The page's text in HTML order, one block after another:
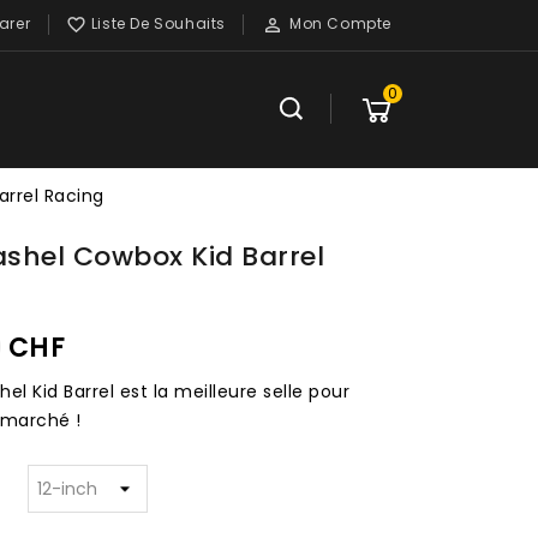
 Mon Compte
 Liste De Souhaits
0
Racing
Cowbox Kid Barrel
CHF
Kid Barrel est la meilleure selle pour
!